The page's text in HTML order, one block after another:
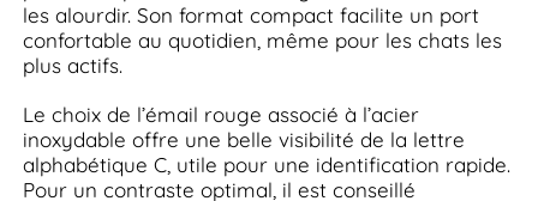
les alourdir. Son format compact facilite un port
confortable au quotidien, même pour les chats les
plus actifs.
Le choix de l’émail rouge associé à l’acier
inoxydable offre une belle visibilité de la lettre
alphabétique C, utile pour une identification rapide.
Pour un contraste optimal, il est conseillé